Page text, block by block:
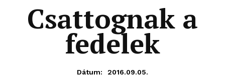
Csattognak a
fedelek
Dátum: 2016.09.05.